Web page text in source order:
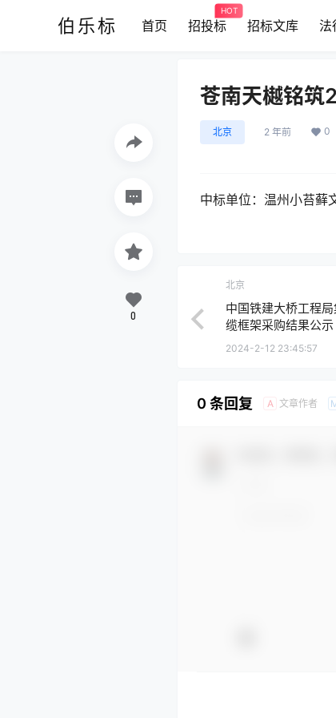
伯乐标 首页 招投标
HOT
招标文库 法
苍南天樾铭筑
北京 2 年前 0
中标单位：温州小苔藓
0
北京
中国铁建大桥工程
缆框架采购结果公示
2024-2-12 23:45:57
0 条回复 A 文章作者